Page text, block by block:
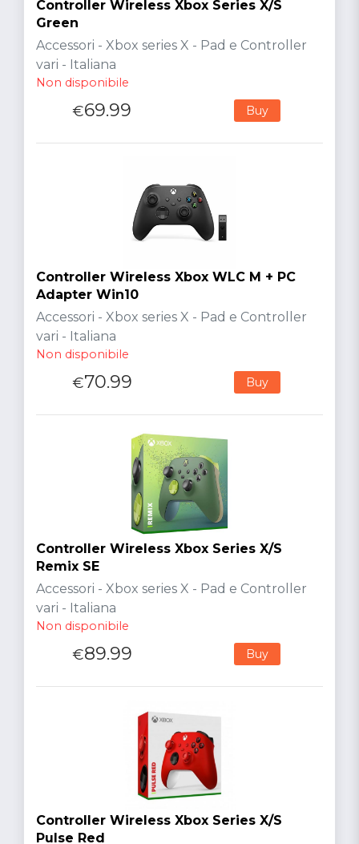
Controller Wireless Xbox Series X/S
Green
Accessori - Xbox series X - Pad e Controller
vari - Italiana
Non disponibile
€69.99 Buy
Controller Wireless Xbox WLC M + PC
Adapter Win10
Accessori - Xbox series X - Pad e Controller
vari - Italiana
Non disponibile
€70.99 Buy
Controller Wireless Xbox Series X/S
Remix SE
Accessori - Xbox series X - Pad e Controller
vari - Italiana
Non disponibile
€89.99 Buy
Controller Wireless Xbox Series X/S
Pulse Red